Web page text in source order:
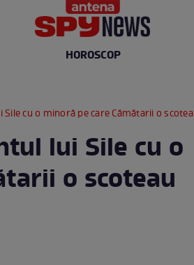
HOROSCOP
o minoră pe care Cămătarii o scoteau "la produs"
lui Sile cu o
o scoteau